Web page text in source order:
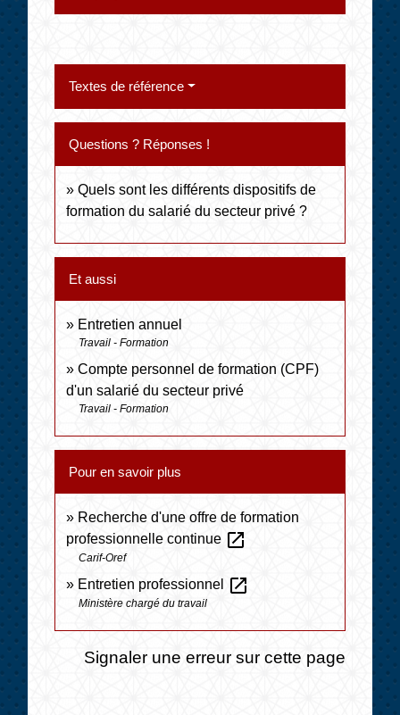
Textes de référence
Questions ? Réponses !
Quels sont les différents dispositifs de
formation du salarié du secteur privé ?
Et aussi
Entretien annuel
Travail - Formation
Compte personnel de formation (CPF)
d'un salarié du secteur privé
Travail - Formation
Pour en savoir plus
Recherche d'une offre de formation
professionnelle continue open_in_new
Carif-Oref
Entretien professionnel open_in_new
Ministère chargé du travail
Signaler une erreur sur cette page